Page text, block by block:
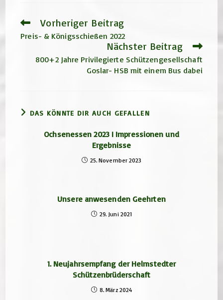
Weitere
Artikel
ansehen
Vorheriger Beitrag
Preis- & Königsschießen 2022
Nächster Beitrag
800+2 Jahre Privilegierte Schützengesellschaft
Goslar- HSB mit einem Bus dabei
DAS KÖNNTE DIR AUCH GEFALLEN
Ochsenessen 2023 I Impressionen und
Ergebnisse
25. November 2023
Unsere anwesenden Geehrten
29. Juni 2021
1. Neujahrsempfang der Helmstedter
Schützenbrüderschaft
8. März 2024